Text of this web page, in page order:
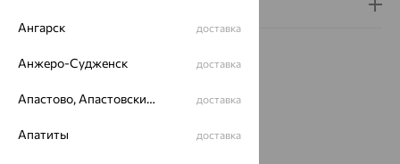
Похожие изделия
Ангарск доставка
Анжеро-Судженск доставка
Апастово, Апастовский район доставка
Апатиты доставка